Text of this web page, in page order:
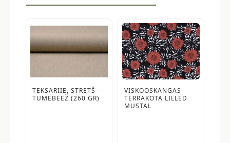
TEKSARIIE, STRETŠ –
TUMEBEEŽ (260 GR)
VISKOOSKANGAS-
TERRAKOTA LILLED
MUSTAL